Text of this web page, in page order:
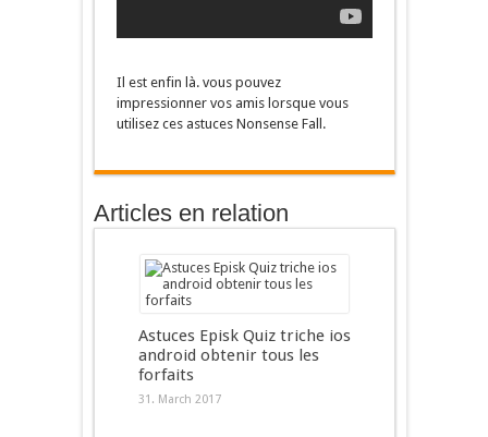
Il est enfin là. vous pouvez
impressionner vos amis lorsque vous
utilisez ces astuces Nonsense Fall.
Articles en relation
Astuces Episk Quiz triche ios
android obtenir tous les
forfaits
31. March 2017